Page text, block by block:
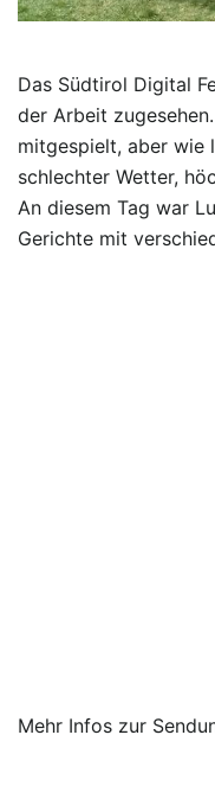
Das Südtirol Digital
der Arbeit
mitgespielt, aber wie
schlechter Wetter,
An diesem Tag war
Gerichte mit
Mehr Infos zur